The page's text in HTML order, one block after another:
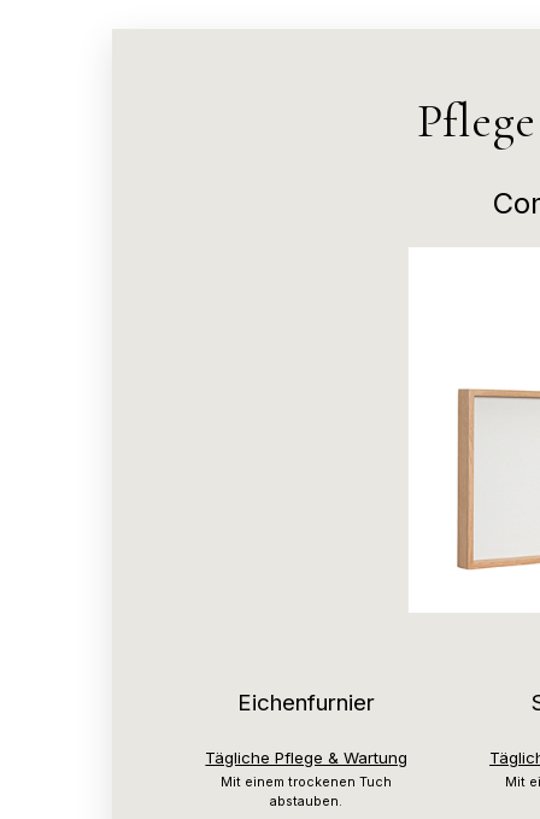
Eichenfurnier
Tägliche Pflege & Wartung
Mit einem trockenen Tuch
abstauben.
Mit